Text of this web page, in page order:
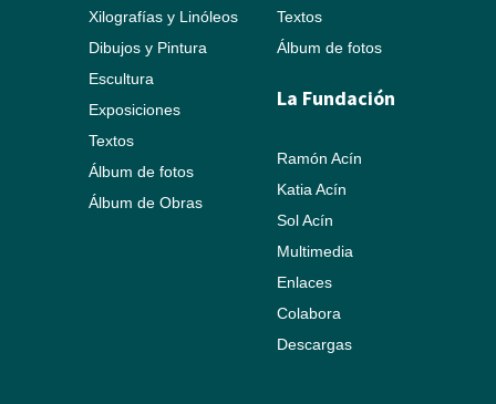
Xilografías y Linóleos
Dibujos y Pintura
Escultura
Exposiciones
Textos
Álbum de fotos
Álbum de Obras
Textos
Álbum de fotos
La Fundación
Ramón Acín
Katia Acín
Sol Acín
Multimedia
Enlaces
Colabora
Descargas